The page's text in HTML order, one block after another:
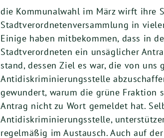
die Kommunalwahl im März wirft ihre
Stadtverordnetenversammlung in
Einige haben mitbekommen, dass in
Stadtverordneten ein unsäglicher
stand, dessen Ziel es war, die von uns
Antidiskriminierungsstelle
gewundert, warum die grüne Fraktion
Antrag nicht zu Wort gemeldet hat.
Antidiskriminierungsstelle,
regelmäßig im Austausch. Auch auf